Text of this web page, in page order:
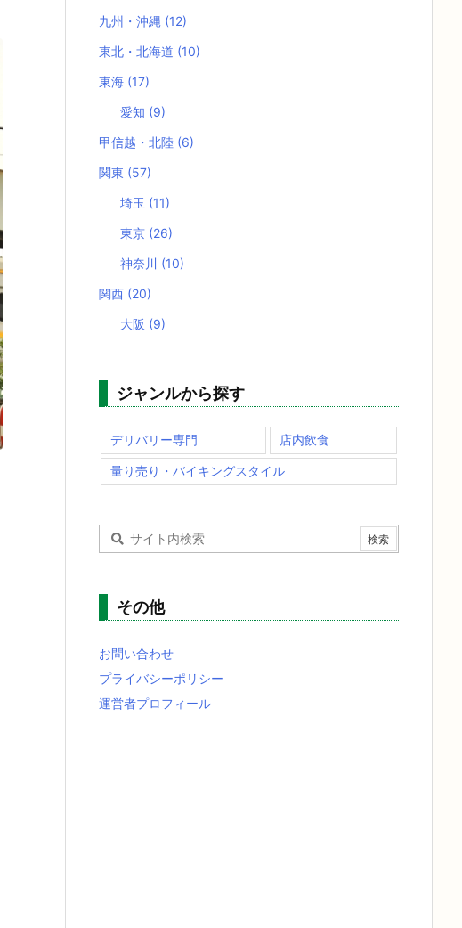
九州・沖縄 (12)
東北・北海道 (10)
東海 (17)
愛知 (9)
甲信越・北陸 (6)
関東 (57)
埼玉 (11)
東京 (26)
神奈川 (10)
関西 (20)
大阪 (9)
ジャンルから探す
デリバリー専門 店内飲食
量り売り・バイキングスタイル
その他
お問い合わせ
プライバシーポリシー
運営者プロフィール